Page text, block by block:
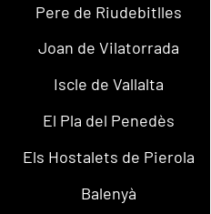
Pere de Riudebitlles
Joan de Vilatorrada
Iscle de Vallalta
El Pla del Penedès
Els Hostalets de Pierola
Balenyà